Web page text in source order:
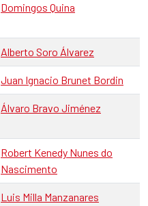
Domingos Quina
Alberto Soro Álvarez
Juan Ignacio Brunet Bordin
Álvaro Bravo Jiménez
Robert Kenedy Nunes do
Nascimento
Luis Milla Manzanares